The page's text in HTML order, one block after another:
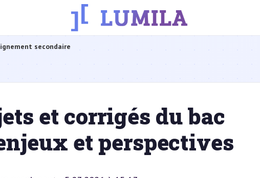
secondaire
et corrigés du bac
et perspectives